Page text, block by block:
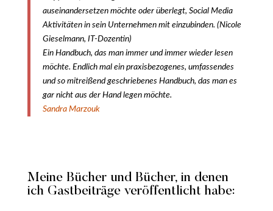
auseinandersetzen möchte oder überlegt, Social Media
Aktivitäten in sein Unternehmen mit einzubinden. (Nicole
Gieselmann, IT-Dozentin)
Ein Handbuch, das man immer und immer wieder lesen
möchte. Endlich mal ein praxisbezogenes, umfassendes
und so mitreißend geschriebenes Handbuch, das man es
gar nicht aus der Hand legen möchte.
Sandra Marzouk
Meine Bücher und Bücher, in denen
ich Gastbeiträge veröffentlicht habe: